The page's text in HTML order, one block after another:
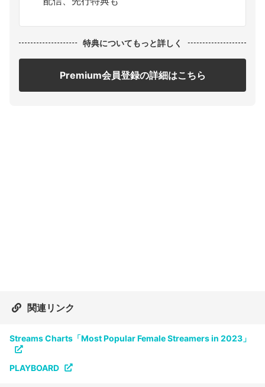
特典についてもっと詳しく
Premium会員登録の詳細はこちら
関連リンク
Streams Charts「Most Popular Female Streamers in 2023」
PLAYBOARD